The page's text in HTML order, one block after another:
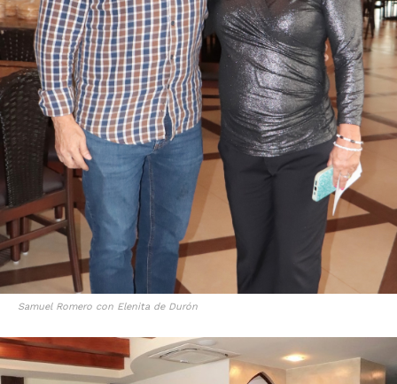
Samuel Romero con Elenita de Durón